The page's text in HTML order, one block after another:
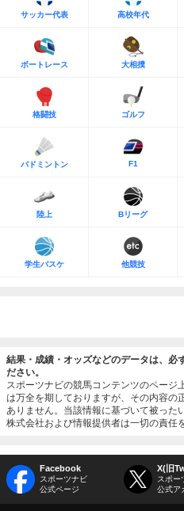
サッカー代表 高校年代
ボートレース 大相撲
格闘技 ゴルフ
バドミントン F1
陸上 Bリーグ
学生バスケ 他競技
結果・成績・オッズなどのデータは、必
ださい。
スポーツナビの競馬コンテンツのページ
は万全を期しておりますが、その内容の
ありません。当該情報に基づいて被った
株式会社および情報提供者は一切の責任
Facebook
スポーツナビ
公式ページ
X(旧
スポー
公式ア